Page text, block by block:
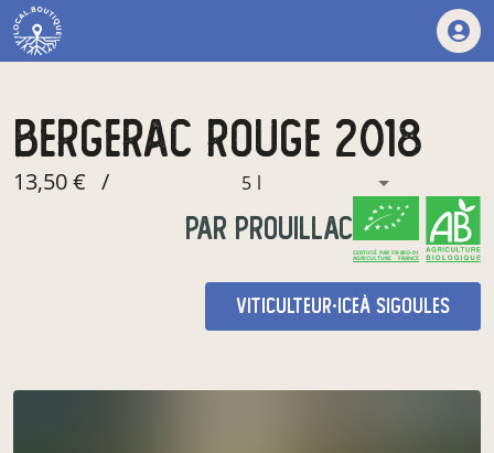
bergerac rouge 2018
13,50 € / 5 l
par prouillac
CERTIFIÉ PAR FR-BIO-01
AGRICULTURE FRANCE
viticulteur·iceà sigoules